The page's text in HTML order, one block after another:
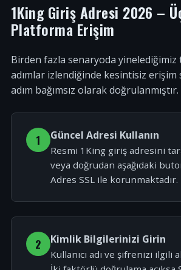
1King Giriş Adresi 2026 –
Platforma Erişim
Birden fazla senaryoda yinelediğimiz
adımlar izlendiğinde kesintisiz erişim
adım bağımsız olarak doğrulanmıştır.
1 Güncel Adresi Kullanın
Resmi 1King giriş adresini
veya doğrudan aşağıdaki
Adres SSL ile korunmaktadır.
2 Kimlik Bilgilerinizi Girin
Kullanıcı adı ve şifrenizi ilgili